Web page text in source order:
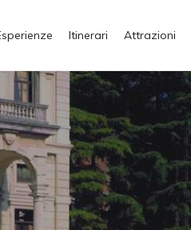
Itinerari Attrazioni